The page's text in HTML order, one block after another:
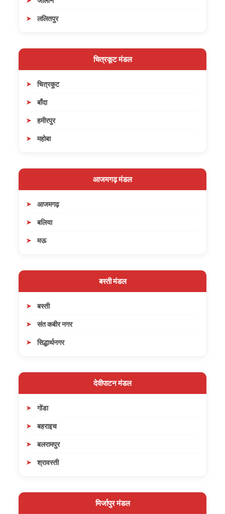
ललितपुर
चित्रकूट मंडल
चित्रकूट
बाँदा
हमीरपुर
महोबा
आजमगढ़ मंडल
आजमगढ़
बलिया
मऊ
बस्ती मंडल
बस्ती
संत कबीर नगर
सिद्धार्थनगर
देवीपाटन मंडल
गोंडा
बहराइच
बलरामपुर
श्रावस्ती
मिर्जापुर मंडल